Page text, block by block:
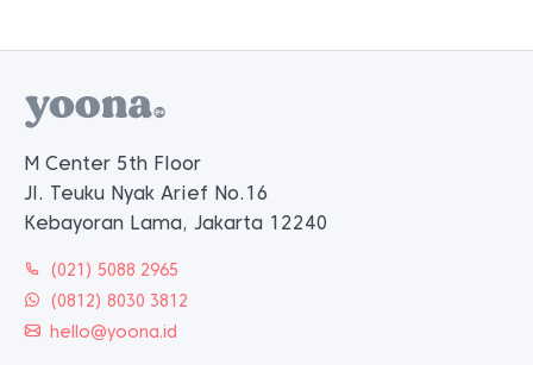
M Center 5th Floor
Jl. Teuku Nyak Arief No.16
Kebayoran Lama, Jakarta 12240
(021) 5088 2965
(0812) 8030 3812
hello@yoona.id